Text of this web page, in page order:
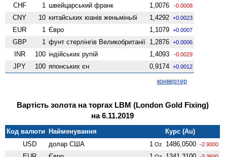
CHF 1 швейцарський франк 1,0076 -0.0008
CNY 10 китайських юанів женьмiньбi 1,4292 +0.0023
EUR 1 Євро 1,1079 +0.0007
GBP 1 фунт стерлінгів Велико­британії 1,2876 +0.0006
INR 100 індійських рупій 1,4093 -0.0029
JPY 100 японських єн 0,9174 +0.0012
конвертер
Вартість золота на торгах LBM (London Gold Fixing)
на 6.11.2019
Код валюти Найменування
Курс (Au)
USD
долар США 1 Oz 1486,0500 -2.9000